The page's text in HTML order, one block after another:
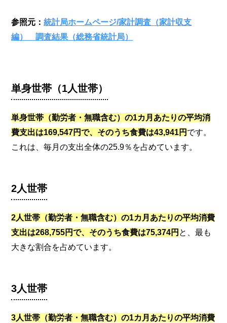
参照元：統計局ホームページ/家計調査（家計収支
編） 調査結果（総務省統計局）
単身世帯（1人世帯）
単身世帯（勤労者・無職含む）の1カ月あたりの平均消
費支出は169,547円で、そのうち食費は43,941円 です。
これは、毎月の支出全体の25.9％を占めています。
2人世帯
2人世帯（勤労者・無職含む）の1カ月あたりの平均消費
支出は268,755円で、そのうち食費は75,374円 と、最も
大きな割合を占めています。
3人世帯
3人世帯（勤労者・無職含む）の1カ月あたりの平均消費